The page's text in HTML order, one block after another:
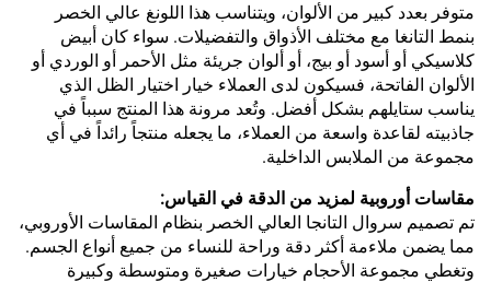
متوفر بعدد كبير من الألوان، ويتناسب هذا اللونغ عالي الخصر
بنمط التانغا مع مختلف الأذواق والتفضيلات. سواء كان أبيض
كلاسيكي أو أسود أو بيج، أو ألوان جريئة مثل الأحمر أو الوردي أو
الألوان الفاتحة، فسيكون لدى العملاء خيار اختيار الظل الذي
يناسب ستايلهم بشكل أفضل. وتُعد مرونة هذا المنتج سبباً في
جاذبيته لقاعدة واسعة من العملاء، ما يجعله منتجاً رائداً في أي
مجموعة من الملابس الداخلية.
مقاسات أوروبية لمزيد من الدقة في القياس:
تم تصميم سروال التانجا العالي الخصر بنظام المقاسات الأوروبي،
مما يضمن ملاءمة أكثر دقة وراحة للنساء من جميع أنواع الجسم.
وتغطي مجموعة الأحجام خيارات صغيرة ومتوسطة وكبيرة